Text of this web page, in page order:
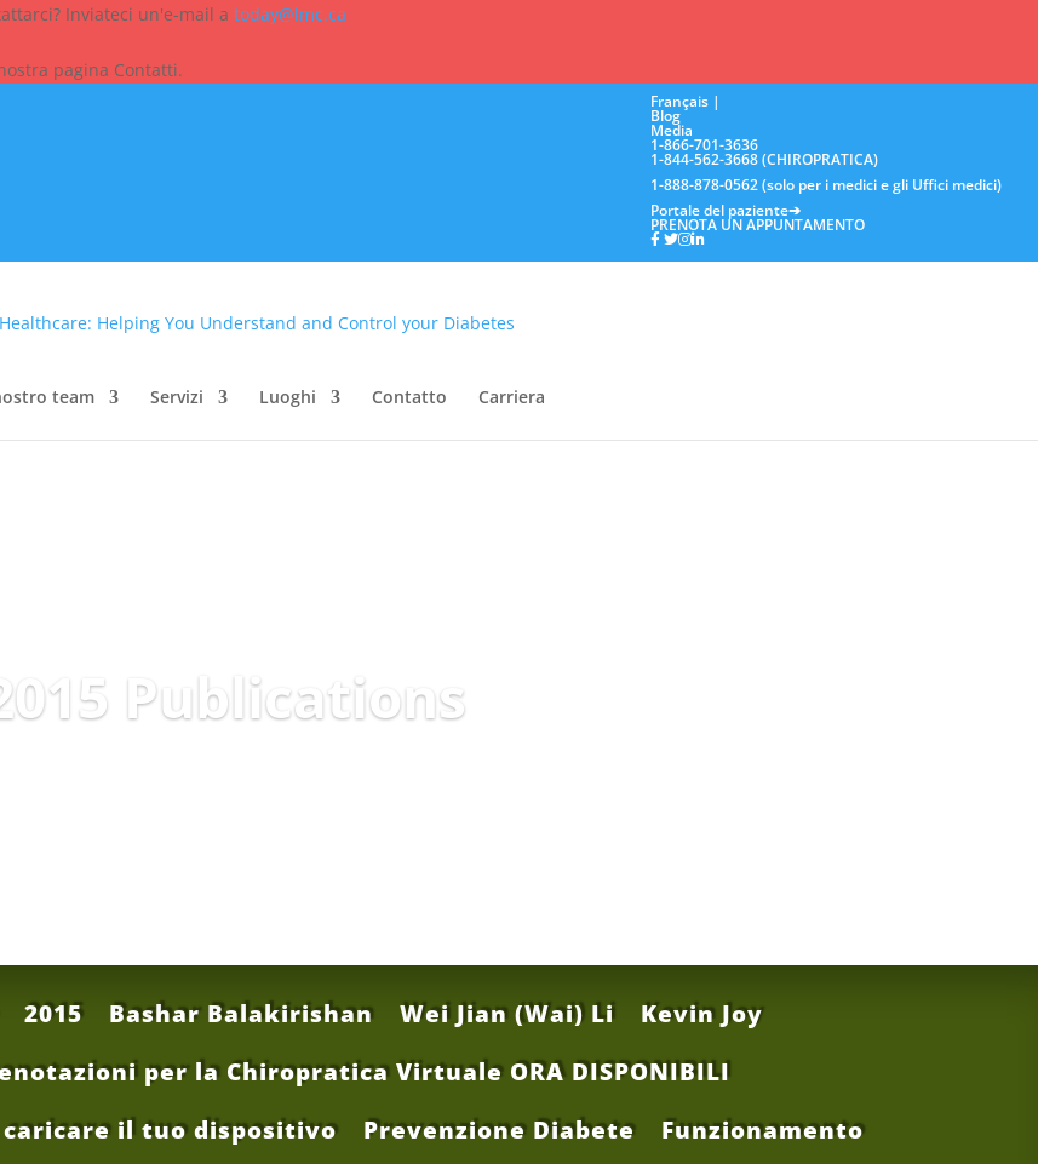
Inviateci un'e-mail atoday@lmc.ca
pagina Contatti.
Français |
Blog
Media
1-866-701-3636
1-844-562-3668 (CHIROPRATICA)
1-888-878-0562 (solo per i medici e gli Uffici medici)
Portale del paziente➔
PRENOTA UN APPUNTAMENTO
team Servizi Luoghi Contatto Carriera
Publications
2015 Bashar Balakirishan Wei Jian (Wai) Li
Kevin Joy
per la Chiropratica Virtuale ORA DISPONIBILI
caricare il tuo dispositivo Prevenzione Diabete
Funzionamento